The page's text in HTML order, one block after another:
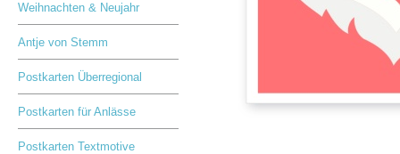
Weihnachten & Neujahr
Antje von Stemm
Postkarten Überregional
Postkarten für Anlässe
Postkarten Textmotive